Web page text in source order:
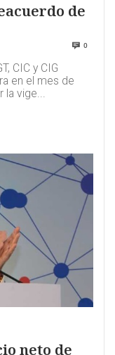
de
0
CIC y CIG
en el mes de
la vige...
neto de